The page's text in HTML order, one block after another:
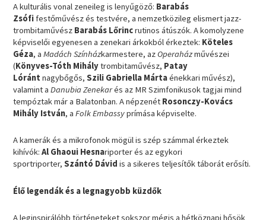
A kulturális vonal zeneileg is lenyűgöző: Barabás
Zsófifestőművész és testvére, a nemzetközileg elismert jazz-
trombitaművész Barabás Lőrincrutinos átúszók. A komolyzene
képviselői egyenesen a zenekari árkokból érkeztek: Köteles
Géza, aMadách Színházkarmestere, az Operaházművészei
(Könyves-Tóth Mihálytrombitaművész, Patay
Lórántnagybőgős,Szili Gabriella Mártaénekkari művész),
valamint aDanubia Zenekarés az MR Szimfonikusok tagjai mind
tempóztak már a Balatonban. A népzenét Rosonczy-Kovács
Mihály István, aFolk Embassyprímása képviselte.
A kamerák és a mikrofonok mögül is szép számmal érkeztek
kihívók:Al Ghaoui Hesnariporter és az egykori
sportriporter,Szántó Dávidis a sikeres teljesítők táborát erősíti.
Élő legendák és a legnagyobb küzdők
A leginspirálóbb történeteket sokszor mégis a hétköznapi hősök